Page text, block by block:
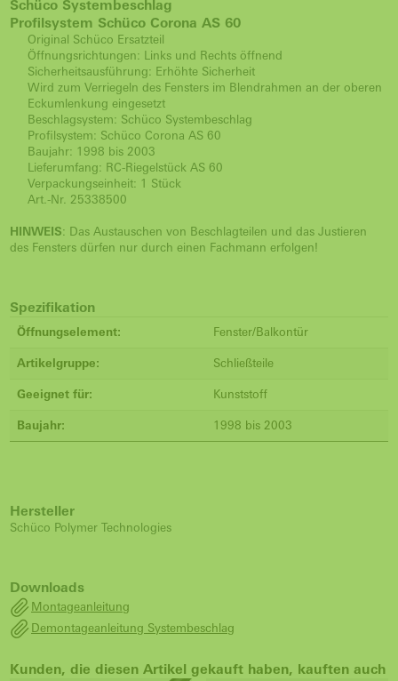
Schüco Systembeschlag
Profilsystem Schüco Corona AS 60
Original Schüco Ersatzteil
Öffnungsrichtungen: Links und Rechts öffnend
Sicherheitsausführung: Erhöhte Sicherheit
Wird zum Verriegeln des Fensters im Blendrahmen an der oberen
Eckumlenkung eingesetzt
Beschlagsystem: Schüco Systembeschlag
Profilsystem: Schüco Corona AS 60
Baujahr: 1998 bis 2003
Lieferumfang: RC-Riegelstück AS 60
Verpackungseinheit: 1 Stück
Art.-Nr. 25338500
HINWEIS: Das Austauschen von Beschlagteilen und das Justieren
des Fensters dürfen nur durch einen Fachmann erfolgen!
Spezifikation
Öffnungselement: Fenster/Balkontür
Artikelgruppe: Schließteile
Geeignet für: Kunststoff
Baujahr: 1998 bis 2003
Hersteller
Schüco Polymer Technologies
Downloads
Montageanleitung
Demontageanleitung Systembeschlag
Kunden, die diesen Artikel gekauft haben, kauften auch